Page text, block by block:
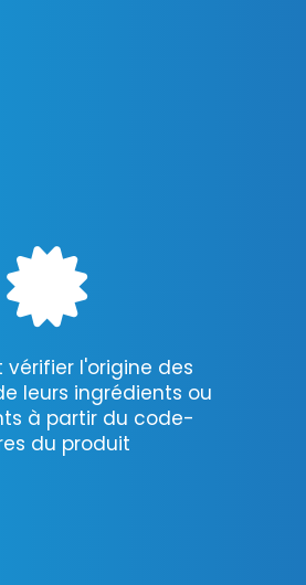
vérifier l'origine des
leurs ingrédients ou
à partir du code-
du produit